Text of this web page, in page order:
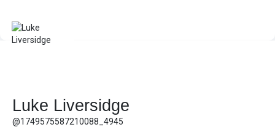
Luke Liversidge
@1749575587210088_4945